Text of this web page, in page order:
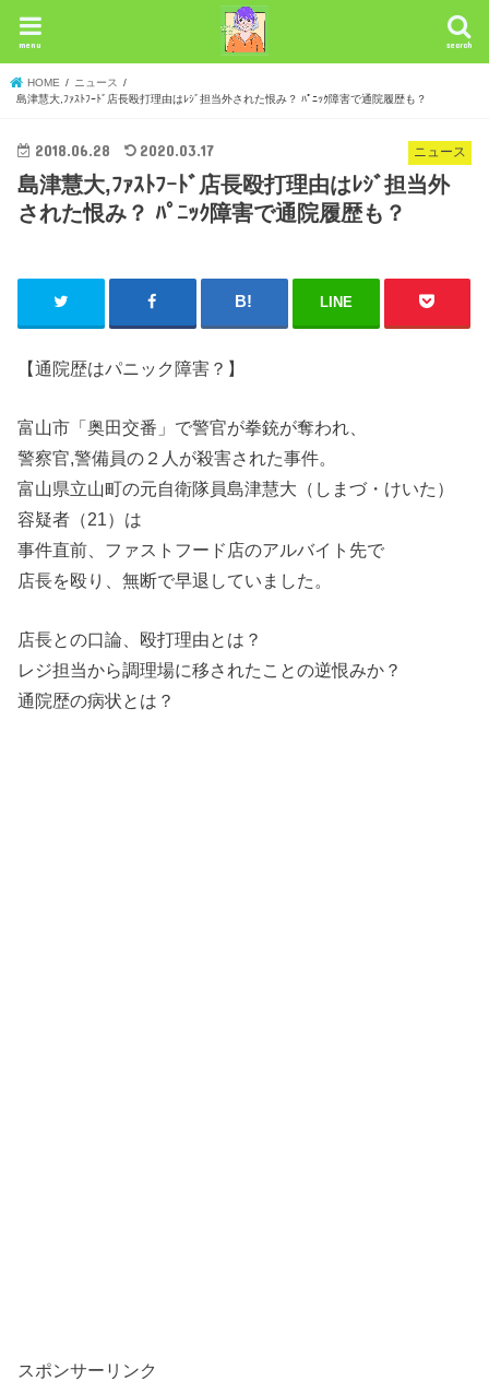
search
menu
HOME
ニュース
島津慧大,ﾌｧｽﾄﾌｰﾄﾞ店長殴打理由はﾚｼﾞ担当外された恨み？ ﾊﾟﾆｯｸ障害で通院履歴も？
ニュース
2018.06.28 2020.03.17
島津慧大,ﾌｧｽﾄﾌｰﾄﾞ店長殴打理由はﾚｼﾞ担当外
された恨み？ ﾊﾟﾆｯｸ障害で通院履歴も？
LINE
【通院歴はパニック障害？】
富山市「奥田交番」で警官が拳銃が奪われ、
警察官,警備員の２人が殺害された事件。
富山県立山町の元自衛隊員島津慧大（しまづ・けいた）
容疑者（21）は
事件直前、ファストフード店のアルバイト先で
店長を殴り、無断で早退していました。
店長との口論、殴打理由とは？
レジ担当から調理場に移されたことの逆恨みか？
通院歴の病状とは？
スポンサーリンク